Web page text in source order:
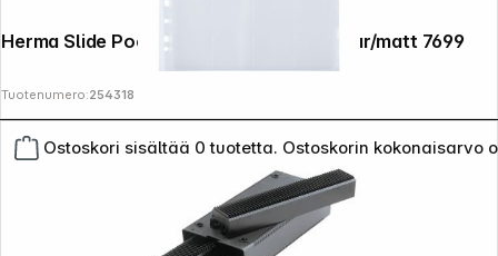
Ostoskori sisältää 0 tuotetta. Ostoskorin kokonaisarvo
Herma Slide Pockets 5x5 100 sheets clear/matt 7699
Tuotenumero:254318